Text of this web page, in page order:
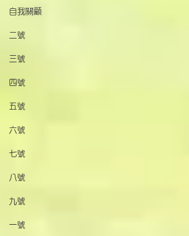
自我關顧
二號
三號
四號
五號
六號
七號
八號
九號
一號